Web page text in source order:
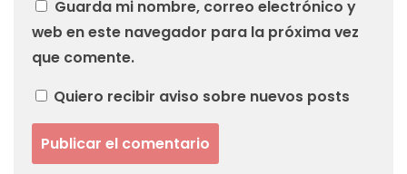
Guarda mi nombre, correo electrónico y
web en este navegador para la próxima vez
que comente.
Quiero recibir aviso sobre nuevos posts